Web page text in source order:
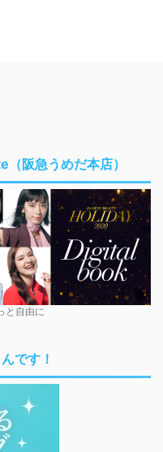
阪急うめだ本店）
と自由に
です！